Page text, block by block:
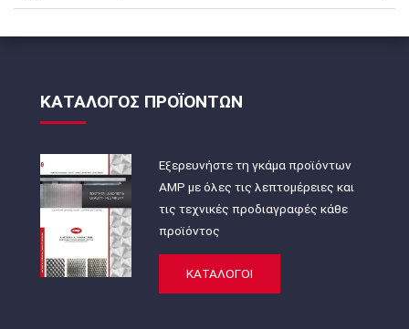
ΚΑΤΑΛΟΓΟΣ ΠΡΟΪΟΝΤΩΝ
Εξερευνήστε τη γκάμα προϊόντων
AMP με όλες τις λεπτομέρειες και
τις τεχνικές προδιαγραφές κάθε
προϊόντος
ΚΑΤΑΛΟΓΟΙ